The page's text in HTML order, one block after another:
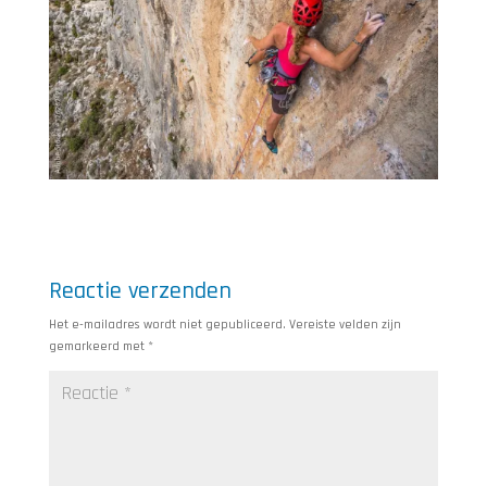
Reactie verzenden
Het e-mailadres wordt niet gepubliceerd. Vereiste velden zijn
gemarkeerd met *